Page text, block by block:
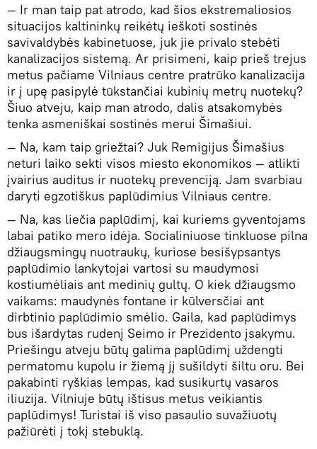
— Ir man taip pat atrodo, kad šios ekstremaliosios
situacijos kaltininkų reikėtų ieškoti sostinės
savivaldybės kabinetuose, juk jie privalo stebėti
kanalizacijos sistemą. Ar prisimeni, kaip prieš trejus
metus pačiame Vilniaus centre pratrūko kanalizacija
ir į upę pasipylė tūkstančiai kubinių metrų nuotekų?
Šiuo atveju, kaip man atrodo, dalis atsakomybės
tenka asmeniškai sostinės merui Šimašiui.
— Na, kam taip griežtai? Juk Remigijus Šimašius
neturi laiko sekti visos miesto ekonomikos — atlikti
įvairius auditus ir nuotekų prevenciją. Jam svarbiau
daryti egzotiškus paplūdimius Vilniaus centre.
— Na, kas liečia paplūdimį, kai kuriems gyventojams
labai patiko mero idėja. Socialiniuose tinkluose pilna
džiaugsmingų nuotraukų, kuriose besišypsantys
paplūdimio lankytojai vartosi su maudymosi
kostiumėliais ant medinių gultų. O kiek džiaugsmo
vaikams: maudynės fontane ir kūlversčiai ant
dirbtinio paplūdimio smėlio. Gaila, kad paplūdimys
bus išardytas rudenį Seimo ir Prezidento įsakymu.
Priešingu atveju būtų galima paplūdimį uždengti
permatomu kupolu ir žiemą jį sušildyti šiltu oru. Bei
pakabinti ryškias lempas, kad susikurtų vasaros
iliuzija. Vilniuje būtų ištisus metus veikiantis
paplūdimys! Turistai iš viso pasaulio suvažiuotų
pažiūrėti į tokį stebuklą.